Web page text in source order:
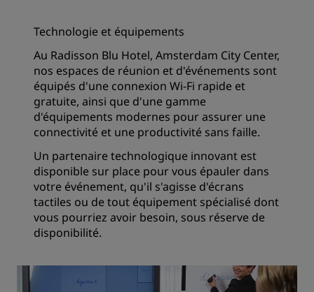
Technologie et équipements
Au Radisson Blu Hotel, Amsterdam City Center,
nos espaces de réunion et d'événements sont
équipés d'une connexion Wi-Fi rapide et
gratuite, ainsi que d'une gamme
d'équipements modernes pour assurer une
connectivité et une productivité sans faille.
Un partenaire technologique innovant est
disponible sur place pour vous épauler dans
votre événement, qu'il s'agisse d'écrans
tactiles ou de tout équipement spécialisé dont
vous pourriez avoir besoin, sous réserve de
disponibilité.